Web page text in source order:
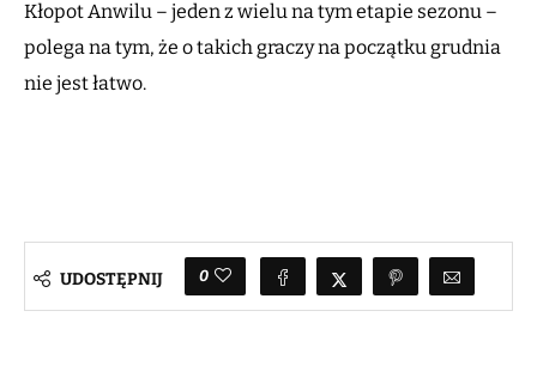
Kłopot Anwilu – jeden z wielu na tym etapie sezonu –
polega na tym, że o takich graczy na początku grudnia
nie jest łatwo.
UDOSTĘPNIJ 0